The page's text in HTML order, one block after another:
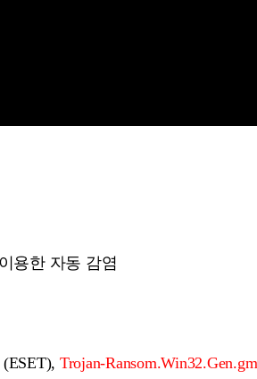
용한 자동 감염
(ESET), Trojan-